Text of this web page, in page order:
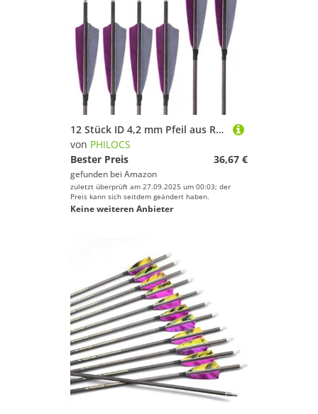
12 Stück ID 4,2 mm Pfeil aus Reinem Kohlenstoff Spine 300 400 500 600 700 800 900 1000 Jagdpfeil, mit 4" Lila Grau Truthahnfeder, für Recurve-Bögen Compound-Bogen Bogenschießen (29inch,Spine 1000)
von PHILOCS
Bester Preis
36,67 €
gefunden bei Amazon
zuletzt überprüft am 27.09.2025 um 00:03; der
Preis kann sich seitdem geändert haben.
Keine weiteren Anbieter